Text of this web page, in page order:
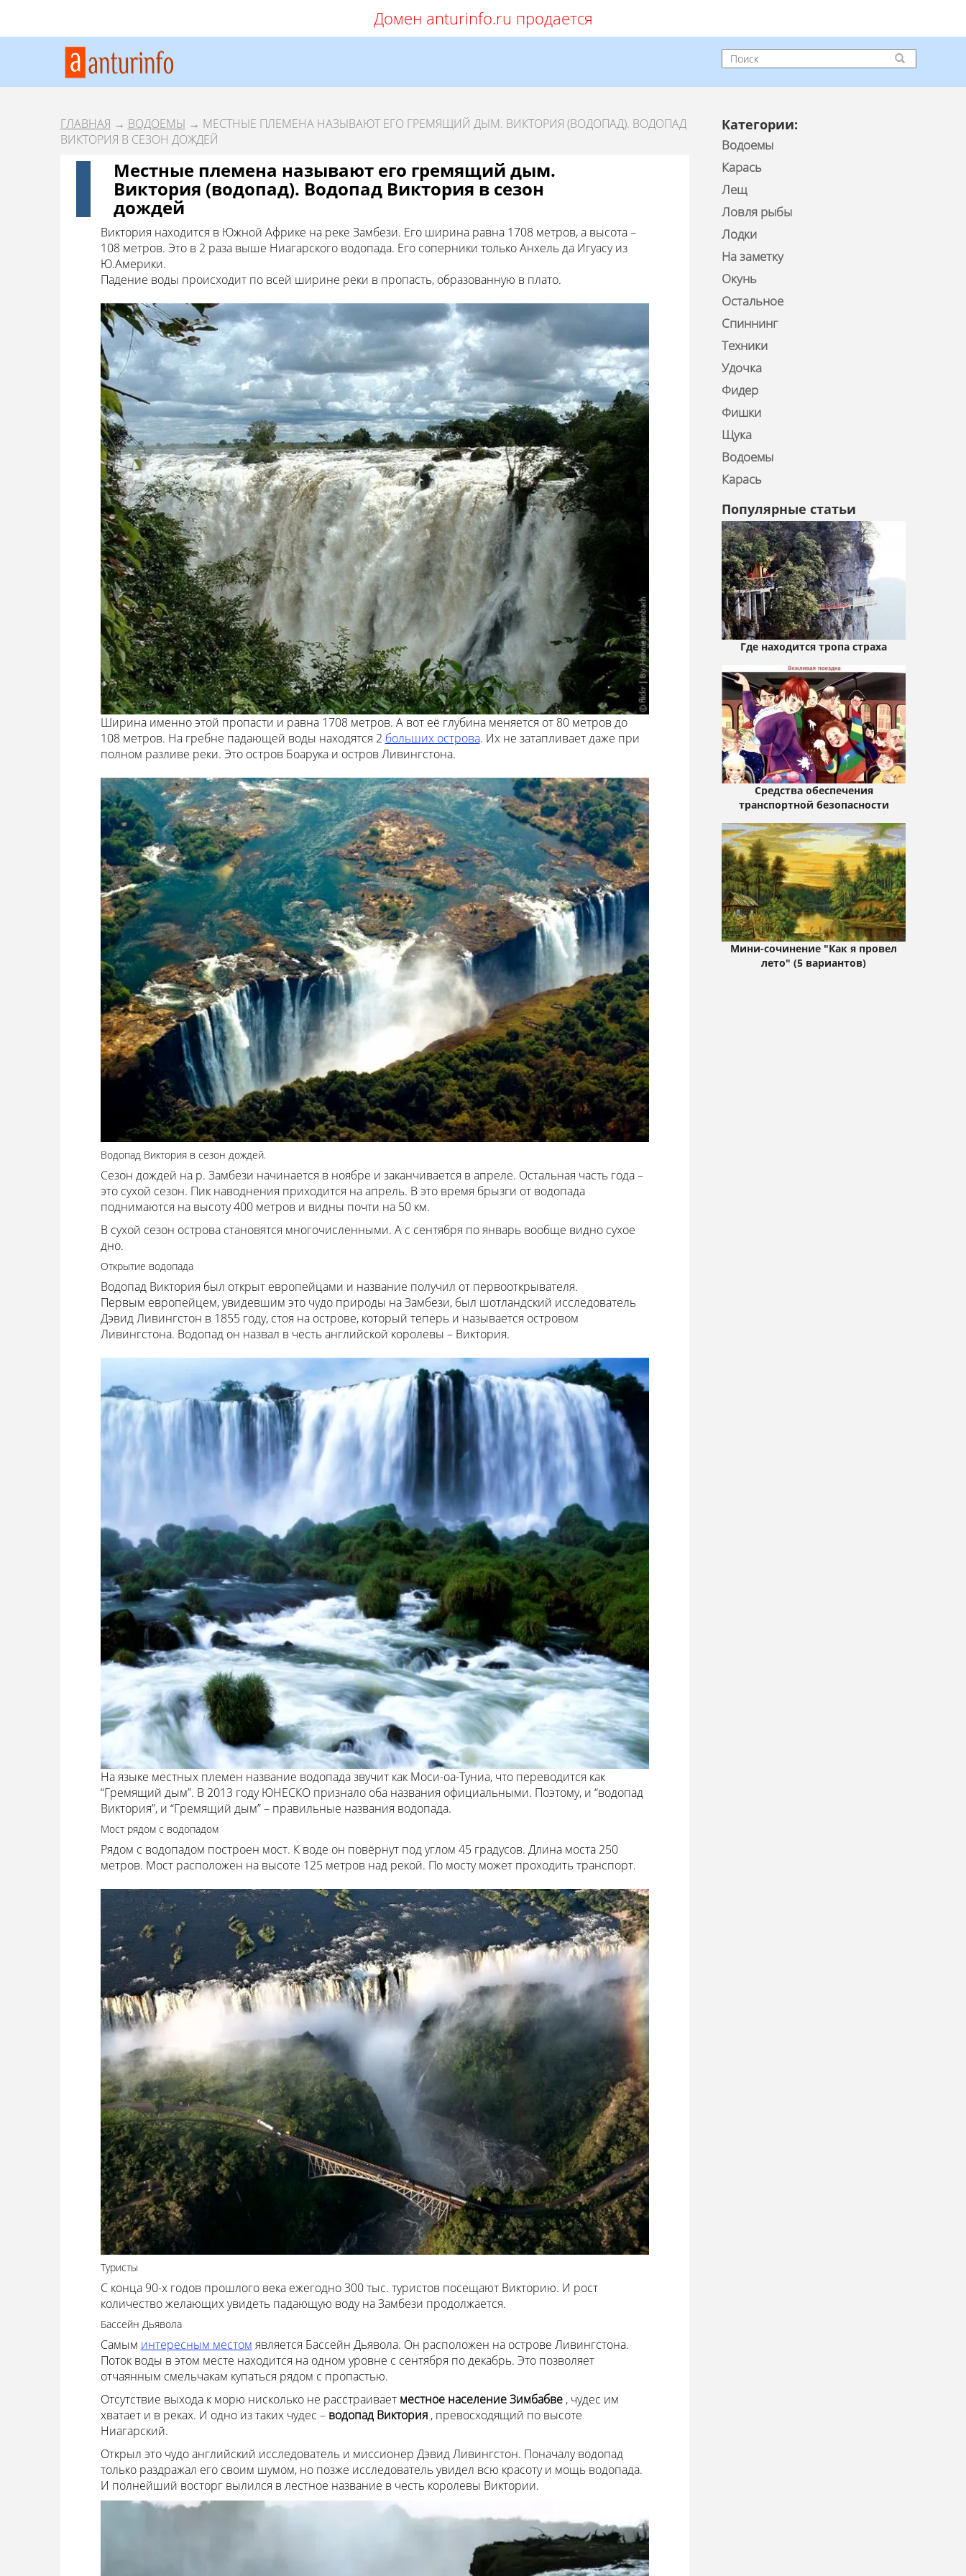
Домен anturinfo.ru продается
ГЛАВНАЯ → ВОДОЕМЫ → МЕСТНЫЕ ПЛЕМЕНА НАЗЫВАЮТ ЕГО ГРЕМЯЩИЙ ДЫМ. ВИКТОРИЯ (ВОДОПАД). ВОДОПАД
ВИКТОРИЯ В СЕЗОН ДОЖДЕЙ
Местные племена называют его гремящий дым.
Виктория (водопад). Водопад Виктория в сезон
дождей
Виктория находится в Южной Африке на реке Замбези. Его ширина равна 1708 метров, а высота –
108 метров. Это в 2 раза выше Ниагарского водопада. Его соперники только Анхель да Игуасу из
Ю.Америки.
Падение воды происходит по всей ширине реки в пропасть, образованную в плато.
Ширина именно этой пропасти и равна 1708 метров. А вот её глубина меняется от 80 метров до
108 метров. На гребне падающей воды находятся 2 больших острова. Их не затапливает даже при
полном разливе реки. Это остров Боарука и остров Ливингстона.
Водопад Виктория в сезон дождей.
Сезон дождей на р. Замбези начинается в ноябре и заканчивается в апреле. Остальная часть года –
это сухой сезон. Пик наводнения приходится на апрель. В это время брызги от водопада
поднимаются на высоту 400 метров и видны почти на 50 км.
В сухой сезон острова становятся многочисленными. А с сентября по январь вообще видно сухое
дно.
Открытие водопада
Водопад Виктория был открыт европейцами и название получил от первооткрывателя.
Первым европейцем, увидевшим это чудо природы на Замбези, был шотландский исследователь
Дэвид Ливингстон в 1855 году, стоя на острове, который теперь и называется островом
Ливингстона. Водопад он назвал в честь английской королевы – Виктория.
На языке местных племен название водопада звучит как Моси-оа-Туниа, что переводится как
“Гремящий дым”. В 2013 году ЮНЕСКО признало оба названия официальными. Поэтому, и “водопад
Виктория”, и “Гремящий дым” – правильные названия водопада.
Мост рядом с водопадом
Рядом с водопадом построен мост. К воде он повёрнут под углом 45 градусов. Длина моста 250
метров. Мост расположен на высоте 125 метров над рекой. По мосту может проходить транспорт.
Туристы
С конца 90-х годов прошлого века ежегодно 300 тыс. туристов посещают Викторию. И рост
количество желающих увидеть падающую воду на Замбези продолжается.
Бассейн Дьявола
Самым интересным местом является Бассейн Дьявола. Он расположен на острове Ливингстона.
Поток воды в этом месте находится на одном уровне с сентября по декабрь. Это позволяет
отчаянным смельчакам купаться рядом с пропастью.
Отсутствие выхода к морю нисколько не расстраивает местное население Зимбабве , чудес им
хватает и в реках. И одно из таких чудес – водопад Виктория , превосходящий по высоте
Ниагарский.
Открыл это чудо английский исследователь и миссионер Дэвид Ливингстон. Поначалу водопад
только раздражал его своим шумом, но позже исследователь увидел всю красоту и мощь водопада.
И полнейший восторг вылился в лестное название в честь королевы Виктории.
Категории:
Водоемы
Карась
Лещ
Ловля рыбы
Лодки
На заметку
Окунь
Остальное
Спиннинг
Техники
Удочка
Фидер
Фишки
Щука
Водоемы
Карась
Популярные статьи
Где находится тропа страха
Средства обеспечения
транспортной безопасности
Мини-сочинение "Как я провел
лето" (5 вариантов)